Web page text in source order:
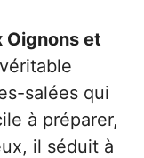
Oignons et
salées qui
à préparer,
il séduit à